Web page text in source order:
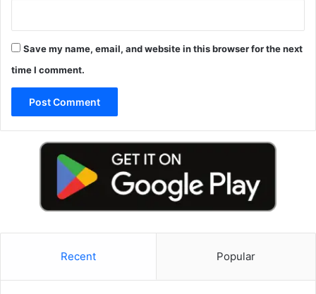
Save my name, email, and website in this browser for the next
time I comment.
Recent Popular